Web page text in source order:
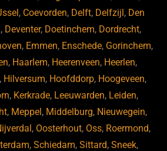
, Coevorden, Delft, Delfzijl , Den
, Deventer, Doetinchem, Dordrecht,
, Emmen, Enschede, Gorinchem,
, Haarlem, Heerenveen, Heerlen,
, Hilversum, Hoofddorp, Hoogeveen,
, Kerkrade, Leeuwarden, Leiden,
, Meppel , Middelburg, Nieuwegein,
, Oosterhout, Oss, Roermond,
, Schiedam, Sittard, Sneek,